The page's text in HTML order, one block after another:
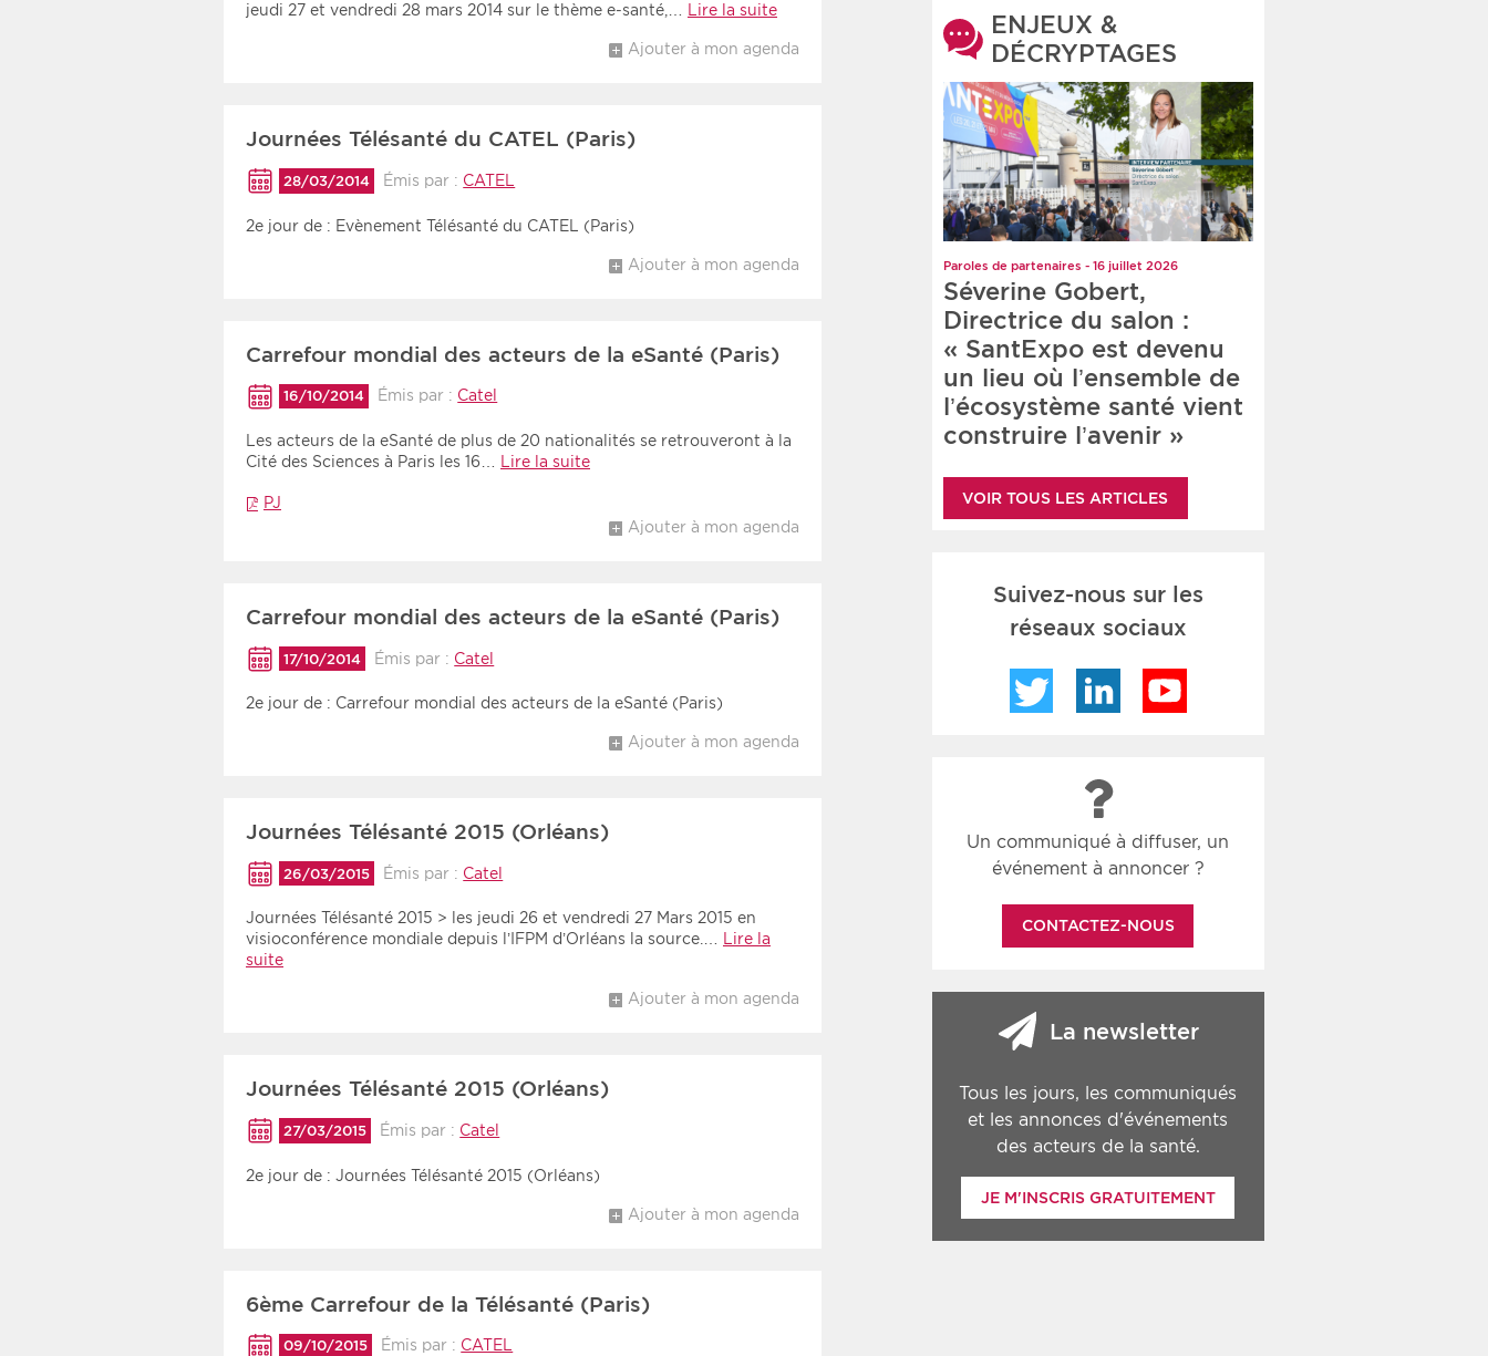
jeudi 27 et vendredi 28 mars 2014 sur le thème e-santé,… Lire la suite
Ajouter à mon agenda
Journées Télésanté du CATEL (Paris)
28/03/2014 Émis par : CATEL
2e jour de : Evènement Télésanté du CATEL (Paris)
Ajouter à mon agenda
Carrefour mondial des acteurs de la eSanté (Paris)
16/10/2014 Émis par : Catel
Les acteurs de la eSanté de plus de 20 nationalités se retrouveront à la
Cité des Sciences à Paris les 16…
Lire la suite
PJ
Ajouter à mon agenda
Carrefour mondial des acteurs de la eSanté (Paris)
17/10/2014 Émis par : Catel
2e jour de : Carrefour mondial des acteurs de la eSanté (Paris)
Ajouter à mon agenda
Journées Télésanté 2015 (Orléans)
26/03/2015 Émis par : Catel
Journées Télésanté 2015 > les jeudi 26 et vendredi 27 Mars 2015 en
visioconférence mondiale depuis l’IFPM d’Orléans la source.… Lire la
suite
Ajouter à mon agenda
Journées Télésanté 2015 (Orléans)
27/03/2015 Émis par : Catel
2e jour de : Journées Télésanté 2015 (Orléans)
Ajouter à mon agenda
6ème Carrefour de la Télésanté (Paris)
09/10/2015 Émis par : CATEL
ENJEUX &
DÉCRYPTAGES
Paroles de partenaires - 16 juillet 2026
Séverine Gobert,
Directrice du salon :
« SantExpo est devenu
un lieu où l’ensemble de
l’écosystème santé vient
construire l’avenir »
VOIR TOUS LES ARTICLES
Suivez-nous sur les
réseaux sociaux
Twitter LinkedIn
Un communiqué à diffuser, un
événement à annoncer ?
CONTACTEZ-NOUS
La newsletter
Tous les jours, les communiqués
et les annonces d'événements
des acteurs de la santé.
JE M'INSCRIS GRATUITEMENT